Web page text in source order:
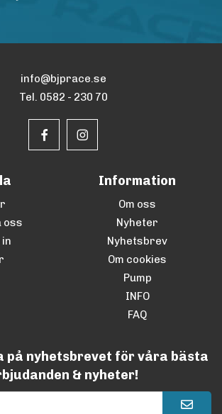
info@bjprace.se
Tel. 0582 - 230 70
oss
Information
Om oss
Nyheter
Nyhetsbrev
Om cookies
Pump
INFO
FAQ
på nyhetsbrevet för våra bästa
& nyheter!